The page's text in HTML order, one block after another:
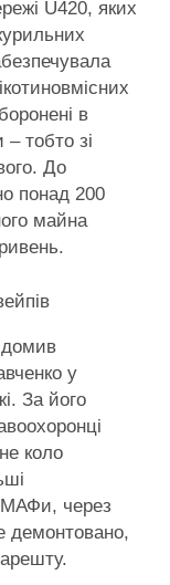
U420, яких
в
– тобто зі
До
понад 200
майна
у
За його
коло
МАФи, через
демонтовано,